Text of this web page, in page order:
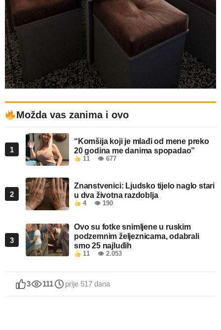
Možda vas zanima i ovo
1
“Komšija koji je mlađi od mene preko
20 godina me danima spopadao”
11 👁 677
2
Znanstvenici: Ljudsko tijelo naglo stari
u dva životna razdoblja
4 👁 190
3
Ovo su fotke snimljene u ruskim
podzemnim željeznicama, odabrali
smo 25 najluđih
11 👁 2.053
3 111 prije 517 dana